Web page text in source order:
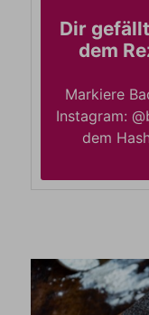
Dir
dem
Markiere
Instagram:
dem